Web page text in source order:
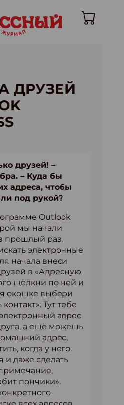
ДРУЗЕЙ
друзей! –
– Куда бы
адреса, чтобы
под рукой?
Outlook
мы начали
прошлый раз,
электронные
начала внеси
в «Адресную
щёлкни по ней и
окошке выбери
Тут тебе
адрес
а ещё можешь
адрес,
когда у него
и даже сделать
пончики».